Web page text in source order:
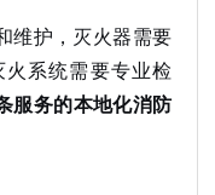
维护，灭火器需要
系统需要专业检
服务的本地化消防